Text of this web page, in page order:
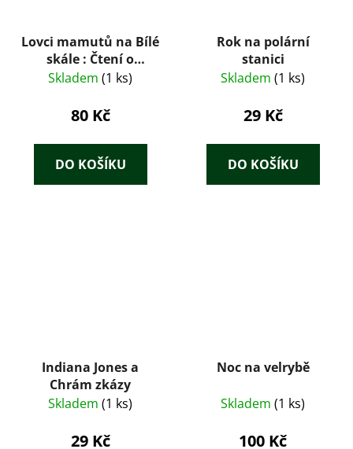
Lovci mamutů na Bílé
skále : Čtení o
praobyvatelích země
Skladem (1 ks)
80 Kč
DO KOŠÍKU
Rok na polární
stanici
Skladem (1 ks)
29 Kč
DO KOŠÍKU
Indiana Jones a
Chrám zkázy
Skladem (1 ks)
29 Kč
Noc na velrybě
Skladem (1 ks)
100 Kč